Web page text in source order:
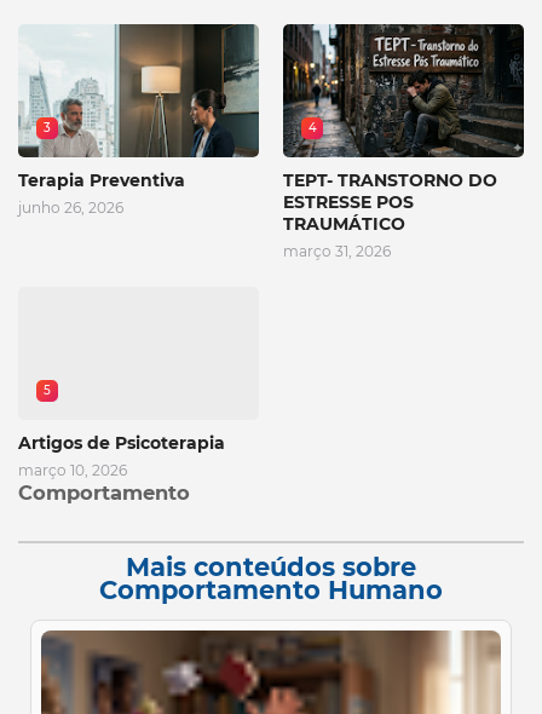
3
Terapia Preventiva
junho 26, 2026
4
TEPT- TRANSTORNO DO
ESTRESSE POS
TRAUMÁTICO
março 31, 2026
5
Artigos de Psicoterapia
março 10, 2026
Comportamento
Mais conteúdos sobre
Comportamento Humano